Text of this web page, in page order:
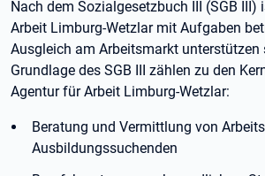
Nach dem Sozialgesetzbuch III (SGB III)
Arbeit Limburg-Wetzlar mit Aufgaben
Ausgleich am Arbeitsmarkt unterstützen
Grundlage des SGB III zählen zu den
Agentur für Arbeit Limburg-Wetzlar:
Beratung und Vermittlung von
Ausbildungssuchenden